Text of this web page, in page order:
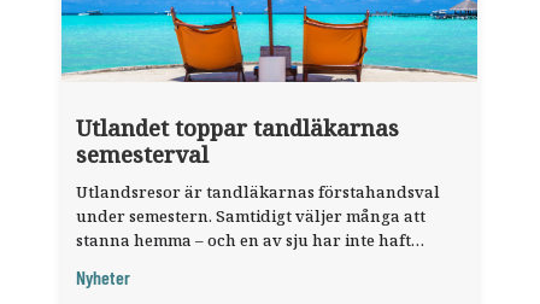
Utlandet toppar tandläkarnas
semesterval
Utlandsresor är tandläkarnas förstahandsval
under semestern. Samtidigt väljer många att
stanna hemma – och en av sju har inte haft
fråga".
Nyheter